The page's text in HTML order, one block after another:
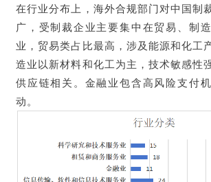
在行业分布上，海外合规部门对中国制
广，受制裁企业主要集中在贸易、制
业，贸易类占比最高，涉及能源和化工
造业以新材料和化工为主，技术敏感性
供应链相关。金融业包含高风险支付
动。